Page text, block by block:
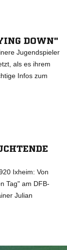
DOWN"
Jugendspieler
als es ihrem
Infos zum
Ixheim: Von
Tag" am DFB-
Julian